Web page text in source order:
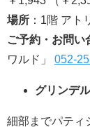
場所 ：1階 アト
ご予約・お問い
ワルド」 052-
グリンデ
細部までパティ